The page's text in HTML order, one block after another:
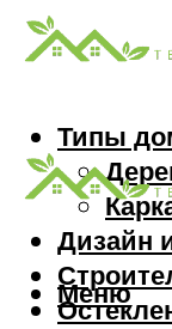
Типы
Дизайн
Меню